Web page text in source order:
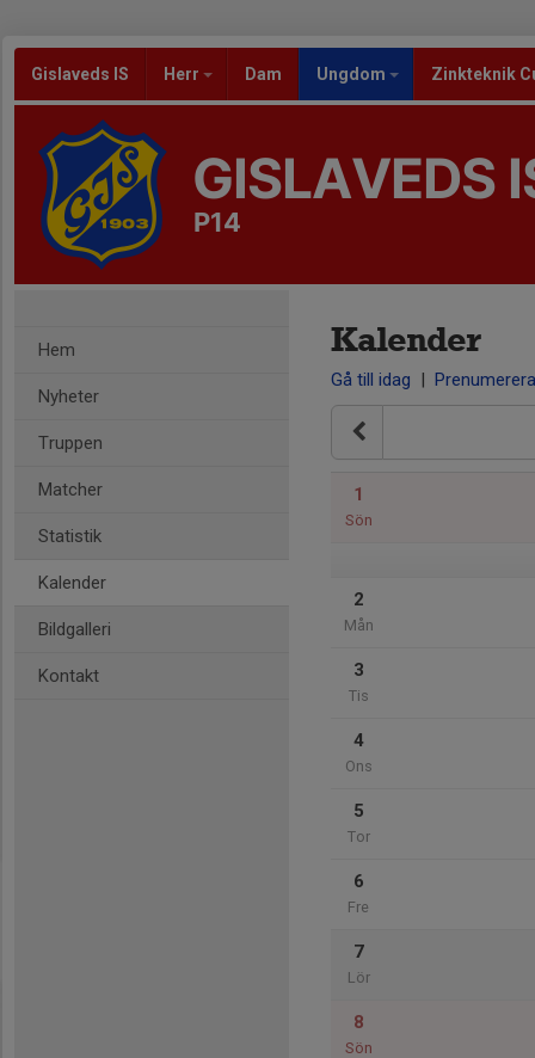
Gislaveds IS Herr Dam Ungdom Zinkteknik
GISLAVEDS
P14
Hem
Nyheter
Truppen
Matcher
Statistik
Kalender
Bildgalleri
Kontakt
Kalender
Gå till idag | Prenumerera
1
Sön
2
Mån
3
Tis
4
Ons
5
Tor
6
Fre
7
Lör
8
Sön